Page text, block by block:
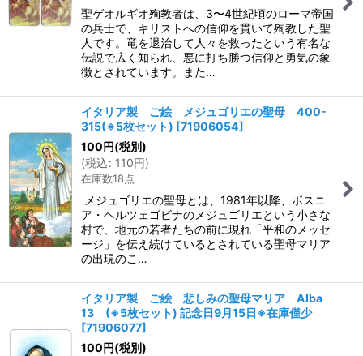
聖ゲオルギオ殉教者は、3〜4世紀頃のローマ帝国
の兵士で、キリストへの信仰を貫いて殉教した聖
人です。竜を退治して人々を救ったという有名な
伝説で広く知られ、悪に打ち勝つ信仰と勇気の象
徴とされています。また…
イタリア製 ご絵 メジュゴリエの聖母 400-
315(※5枚セット) [71906054]
100 円(税別)
(税込: 110円)
在庫数18点
メジュゴリエの聖母とは、1981年以降、ボスニ
ア・ヘルツェゴビナのメジュゴリエという小さな
村で、地元の若者たちの前に現れ「平和のメッセ
ージ」を伝え続けているとされている聖母マリア
の出現のこ…
イタリア製 ご絵 悲しみの聖母マリア Alba
13 (※5枚セット) 記念日9月15日※在庫僅少
[71906077]
100 円(税別)